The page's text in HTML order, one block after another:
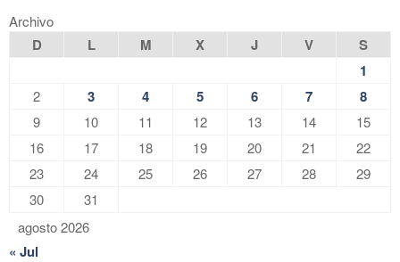
Archivo
agosto 2026
D L M X J V
S
1
2 3 4 5 6 7 8
9 10 11 12 13 14
15
16
17 18 19 20 21
22
23
24 25 26 27 28
29
30
31
« Jul